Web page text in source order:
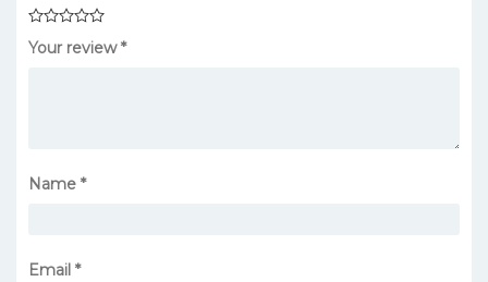
Your review*
Name *
Email *